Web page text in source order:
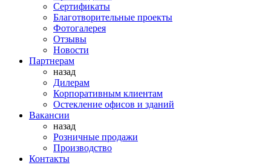
Сертификаты
Благотворительные проекты
Фотогалерея
Отзывы
Новости
Партнерам
назад
Дилерам
Корпоративным клиентам
Остекление офисов и зданий
Вакансии
назад
Розничные продажи
Производство
Контакты